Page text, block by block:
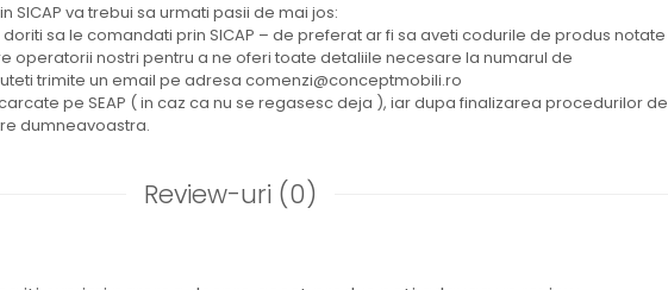
SICAP va trebui sa urmati pasii de mai jos:
sa le comandati prin SICAP – de preferat ar fi sa aveti codurile de produs notate
operatorii nostri pentru a ne oferi toate detaliile necesare la numarul de
trimite un email pe adresa comenzi@conceptmobili.ro
pe SEAP ( in caz ca nu se regasesc deja ), iar dupa finalizarea procedurilor de
dumneavoastra.
Review-uri (0)